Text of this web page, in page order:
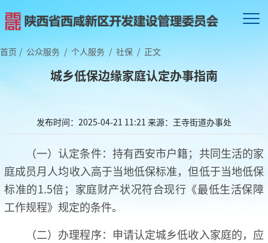
首页 / 公众服务 / 个人服务 / 社保 / 正文
城乡低保边缘家庭认定办事指南
发布时间：2025-04-21 11:21 来源：王寺街道办事处
（一）认定条件：持有西安市户籍；共同生活的家
庭成员月人均收入高于当地低保标准，但低于当地低保
标准的1.5倍；家庭财产状况符合现行《最低生活保障
工作规程》规定的条件。
（二）办理程序：申请认定城乡低收入家庭的，应